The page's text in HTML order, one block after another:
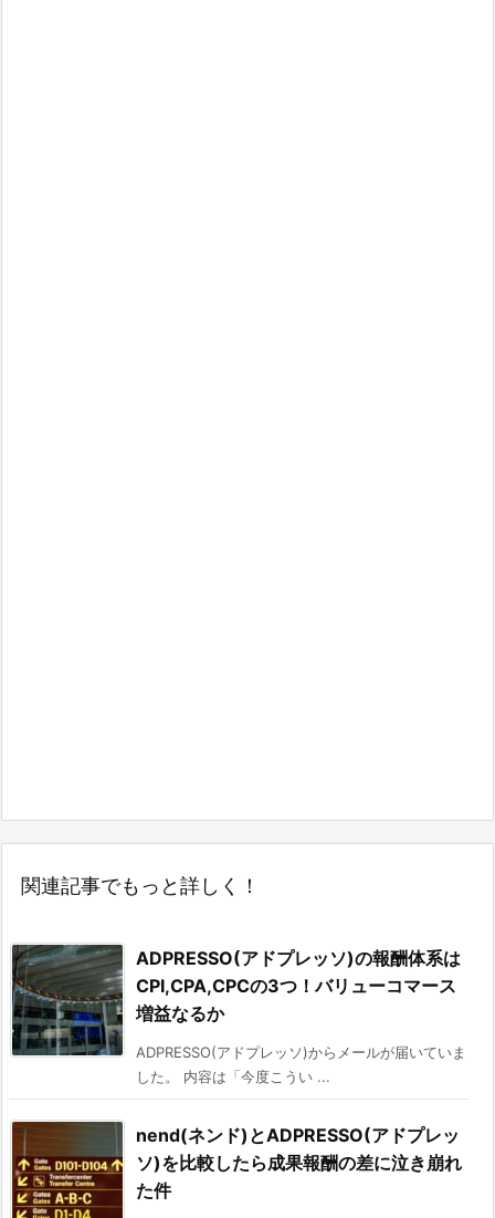
関連記事でもっと詳しく！
ADPRESSO(アドプレッソ)の報酬体系は
CPI,CPA,CPCの3つ！バリューコマース
増益なるか
ADPRESSO(アドプレッソ)からメールが届いていま
した。 内容は「今度こうい ...
nend(ネンド)とADPRESSO(アドプレッ
ソ)を比較したら成果報酬の差に泣き崩れ
た件